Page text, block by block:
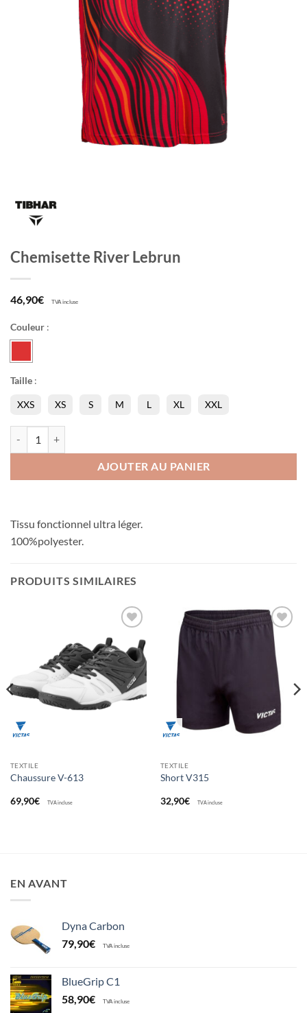
Chemisette River Lebrun
46,90€ TVA incluse
Couleur :
Taille :
XXS XS S M L XL XXL
AJOUTER AU PANIER
Tissu fonctionnel ultra léger.
100%polyester.
PRODUITS SIMILAIRES
Ajouter
aux
souhaits
TEXTILE
Chaussure V-613
69,90€ TVA incluse
Ajouter
aux
souhaits
TEXTILE
Short V315
32,90€ TVA incluse
EN AVANT
Dyna Carbon
79,90€ TVA incluse
BlueGrip C1
58,90€ TVA incluse